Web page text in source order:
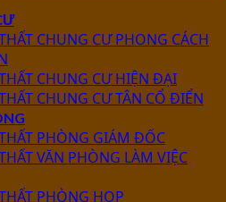
CHUNG CƯ PHONG CÁCH
CHUNG CƯ HIỆN ĐẠI
CHUNG CƯ TÂN CỔ ĐIỂN
PHÒNG GIÁM ĐỐC
VĂN PHÒNG LÀM VIỆC
PHÒNG HỌP